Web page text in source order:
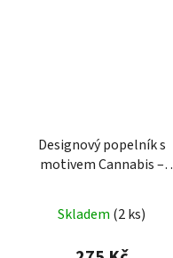
Designový popelník s
motivem Cannabis –
Designový
popelník s motivem
Skladem (2 ks)